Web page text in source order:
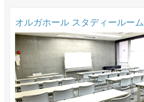
オルガホール スタディールーム